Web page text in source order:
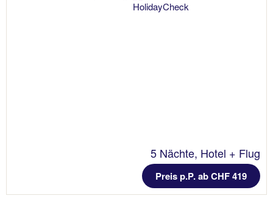
5 Nächte, Hotel + Flug
Preis p.P. ab CHF 419